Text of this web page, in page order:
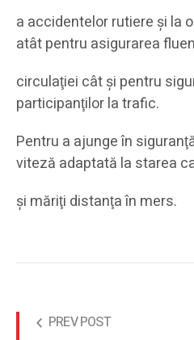
a accidentelor rutiere şi la
atât pentru asigurarea
circulaţiei cât şi pentru
participanţilor la trafic.
Pentru a ajunge în
viteză adaptată la starea
şi măriţi distanţa în mers.
PREV POST